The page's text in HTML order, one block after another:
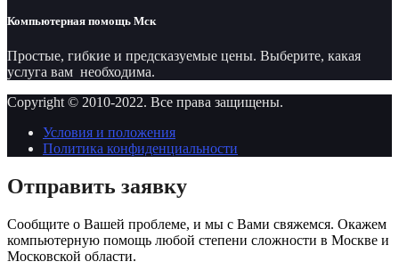
Компьютерная помощь Мск
Простые, гибкие и предсказуемые цены. Выберите, какая
услуга вам необходима.
Copyright © 2010-2022. Все права защищены.
Условия и положения
Политика конфиденциальности
Отправить заявку
Сообщите о Вашей проблеме, и мы с Вами свяжемся. Окажем
компьютерную помощь любой степени сложности в Москве и
Московской области.